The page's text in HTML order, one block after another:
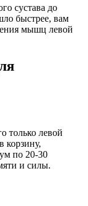
сустава до
быстрее, вам
мышц левой
только левой
корзину,
по 20-30
и силы.